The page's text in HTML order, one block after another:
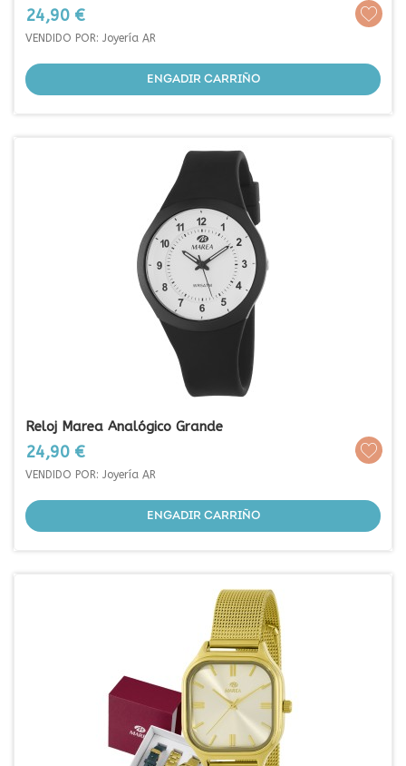
Prezo
24,90 €
VENDIDO POR: Joyería AR
ENGADIR CARRIÑO
Reloj Marea Analógico Grande
Prezo
24,90 €
VENDIDO POR: Joyería AR
ENGADIR CARRIÑO